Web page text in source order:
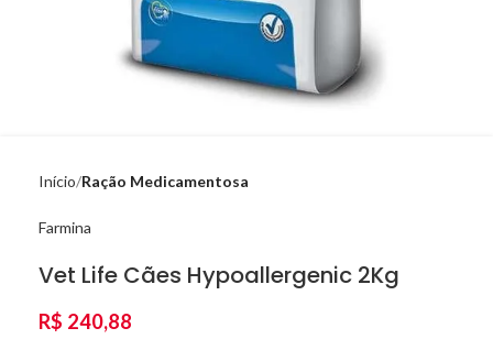
Início Ração Medicamentosa
Farmina
Vet Life Cães Hypoallergenic 2Kg
R$ 240,88